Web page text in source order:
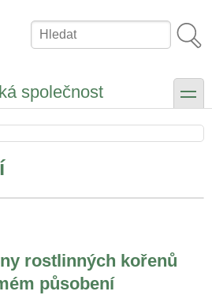
Hledat
společnost toggle
rostlinných kořenů
působení